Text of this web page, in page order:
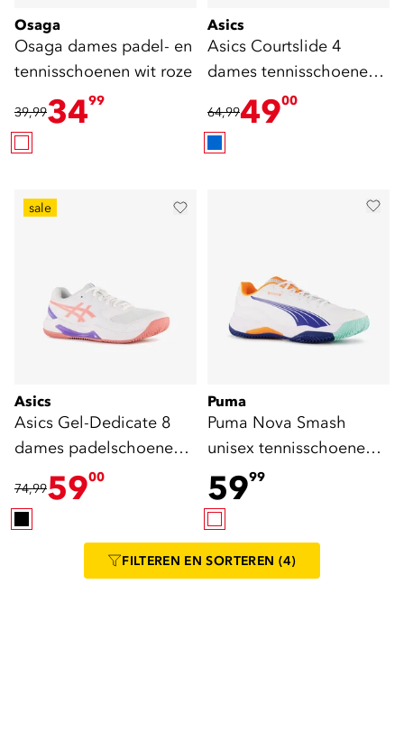
Osaga
Osaga dames padel- en
tennisschoenen wit roze
39,993499
Asics
Asics Courtslide 4
dames tennisschoenen
lichtblauw
64,994900
sale
Asics
Asics Gel-Dedicate 8
dames padelschoenen
wit oranje
74,995900
Puma
Puma Nova Smash
unisex tennisschoenen
wit blauw
5999
FILTEREN EN SORTEREN (4)